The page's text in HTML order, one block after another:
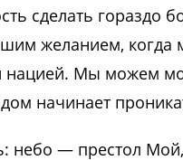
сделать гораздо
желанием, когда
Мы можем
начинает
небо — престол